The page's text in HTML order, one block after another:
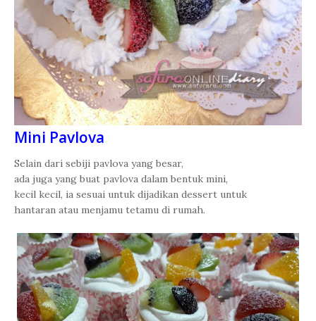
Mini Pavlova
Selain dari sebiji pavlova yang besar,
ada juga yang buat pavlova dalam bentuk mini,
kecil kecil, ia sesuai untuk dijadikan dessert untuk
hantaran atau menjamu tetamu di rumah.